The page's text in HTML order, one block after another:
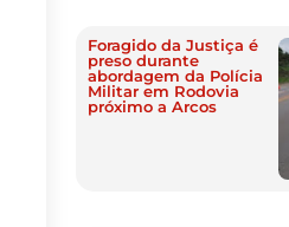
Foragido da Justiça é
preso durante
abordagem da Polícia
Militar em Rodovia
próximo a Arcos